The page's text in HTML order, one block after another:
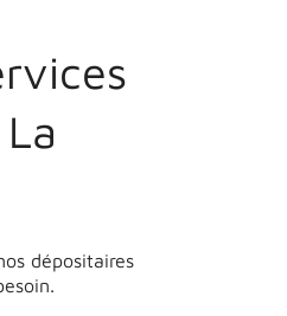
dépositaires